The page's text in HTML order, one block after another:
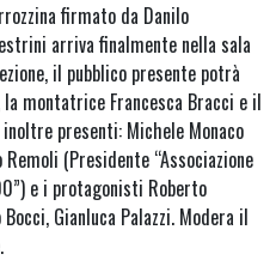
firmato da Danilo
arriva finalmente nella sala
il pubblico presente potrà
montatrice Francesca Bracci e il
presenti: Michele Monaco
(Presidente “Associazione
e i protagonisti Roberto
Gianluca Palazzi. Modera il